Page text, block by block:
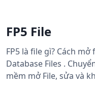
FP5 File
FP5 là file gì? Cách mở
Database Files .
mềm mở File, sửa và